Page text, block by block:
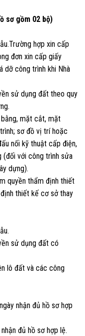
sơ gồm 02 bộ)
hợp xin cấp
đơn xin cấp giấy
dỡ công trình khi Nhà
sử dụng đất theo quy
mặt cắt, mặt
sơ đồ vị trí hoặc
nối kỹ thuật cấp điện,
(đối với công trình sửa
dựng).
quyền thẩm định thiết
thiết kế cơ sở thay
sử dụng đất có
lô đất và các công
nhận đủ hồ sơ hợp
đủ hồ sơ hợp lệ.